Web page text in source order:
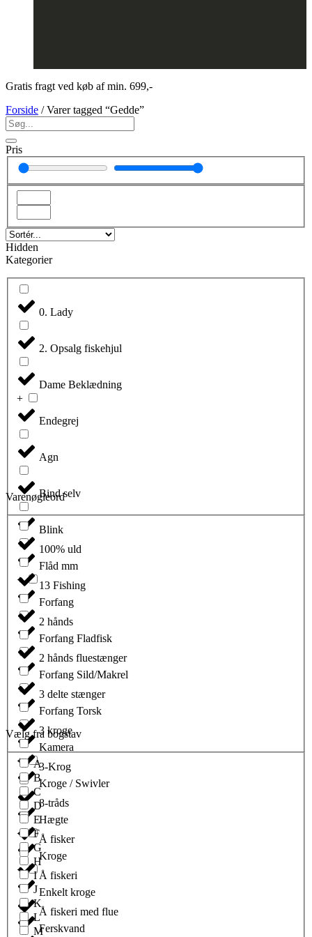
Gratis fragt ved køb af min. 699,-
Forside / Varer tagged “Gedde”
Pris
Hidden
Kategorier
0. Lady
2. Opsalg fiskehjul
Dame Beklædning
Endegrej
Agn
Bind selv
Blink
Flåd mm
Forfang
Forfang Fladfisk
Forfang Sild/Makrel
Forfang Torsk
Kamera
Kroge / Swivler
Hægte
Kroge
Enkelt kroge
Ferskvand
Varenøgleord
100% uld
13 Fishing
2 hånds
2 hånds fluestænger
3 delte stænger
3 kroge
3-Krog
8-tråds
Å fisker
Å fiskeri
Å fiskeri med flue
Vælg fra bogstav
A
B
C
D
E
F
G
H
I
J
K
L
M